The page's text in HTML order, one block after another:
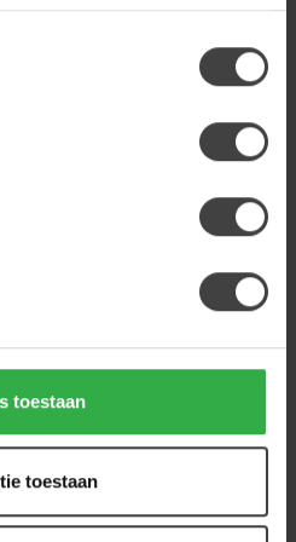
toestaan
toestaan
1.999,00
bij de bestelling? Neem
op met onze klantenservice